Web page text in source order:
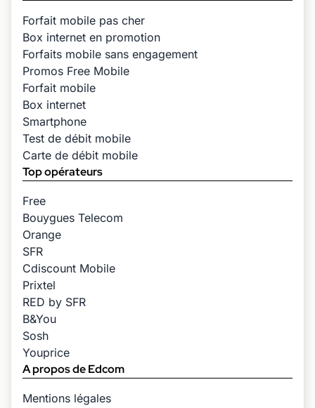
Forfait mobile pas cher
Box internet en promotion
Forfaits mobile sans engagement
Promos Free Mobile
Forfait mobile
Box internet
Smartphone
Test de débit mobile
Carte de débit mobile
Top opérateurs
Free
Bouygues Telecom
Orange
SFR
Cdiscount Mobile
Prixtel
RED by SFR
B&You
Sosh
Youprice
A propos de Edcom
Mentions légales